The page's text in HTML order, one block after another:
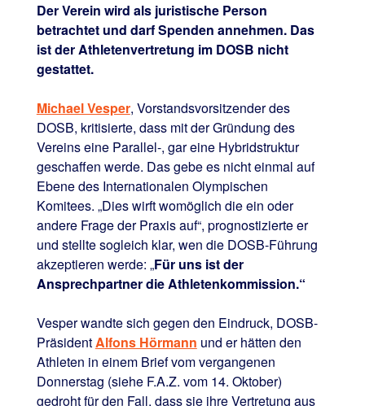
Der Verein wird als juristische Person
betrachtet und darf Spenden annehmen. Das
ist der Athletenvertretung im DOSB nicht
gestattet.
Michael Vesper, Vorstandsvorsitzender des
DOSB, kritisierte, dass mit der Gründung des
Vereins eine Parallel-, gar eine Hybridstruktur
geschaffen werde. Das gebe es nicht einmal auf
Ebene des Internationalen Olympischen
Komitees. „Dies wirft womöglich die ein oder
andere Frage der Praxis auf“, prognostizierte er
und stellte sogleich klar, wen die DOSB-Führung
akzeptieren werde: „Für uns ist der
Ansprechpartner die Athletenkommission.“
Vesper wandte sich gegen den Eindruck, DOSB-
PräsidentAlfons Hörmann und er hätten den
Athleten in einem Brief vom vergangenen
Donnerstag (siehe F.A.Z. vom 14. Oktober)
gedroht für den Fall, dass sie ihre Vertretung aus